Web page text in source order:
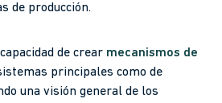
de producción.
de crear mecanismos de
principales como de
una visión general de los